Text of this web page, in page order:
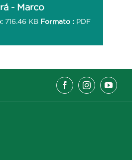
- Marco
716.46 KB Formato : PDF